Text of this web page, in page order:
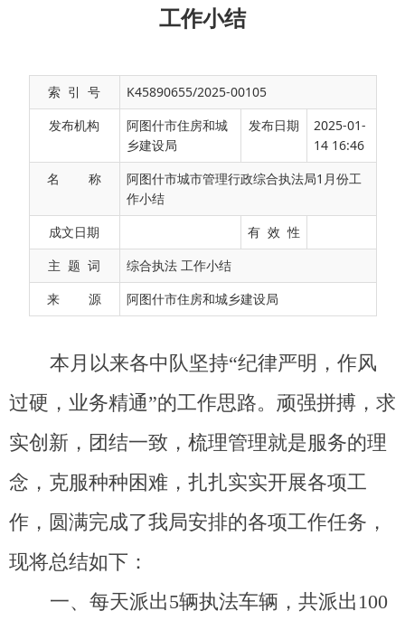
工作小结
索 引 号
K45890655/2025-00105
发布机构
阿图什市住房和城
乡建设局
发布日期
2025-01-
14 16:46
名 称
阿图什市城市管理行政综合执法局1月份工
作小结
成文日期
有 效 性
主 题 词
综合执法 工作小结
来 源
阿图什市住房和城乡建设局
本月以来各中队坚持
过硬，业务精通
的工作思路。顽强拼搏，求
实创新，团结一致，梳理管理就是服务的理
念，克服种种困难，扎扎实实开展各项工
现将总结如下：
一、每天派出5辆执法车辆，共派出100
余次，派出执法人员35 人/天，本月共对占道
经营、流动摊贩进行劝阻683余次，劝离占
道停车 246余次
。
规停车1辆（共处罚
条（ 损坏市政设施赔偿费801元），处